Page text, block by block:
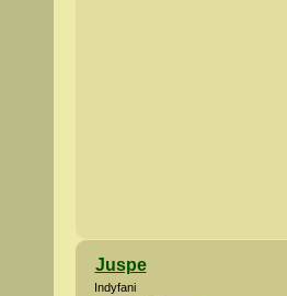
Juspe
Indyfani